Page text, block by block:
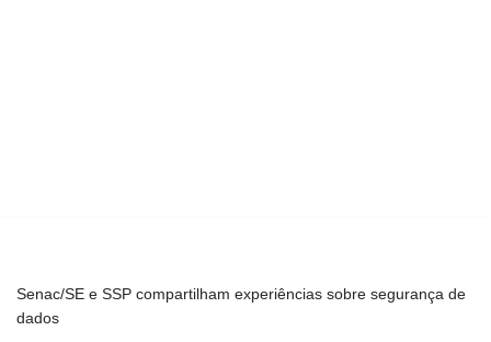
Senac/SE e SSP compartilham experiências sobre segurança de
dados